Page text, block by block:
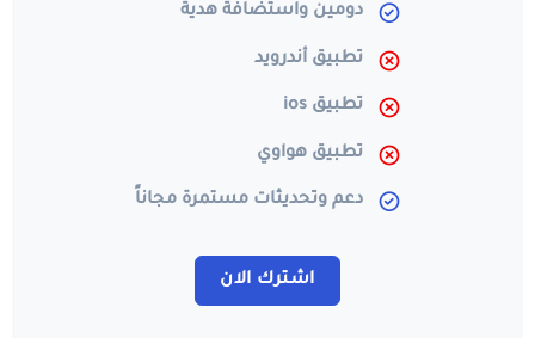
دومين واستضافة هدية
تطبيق أندرويد
تطبيق ios
تطبيق هواوي
دعم وتحديثات مستمرة مجاناً
اشترك الان